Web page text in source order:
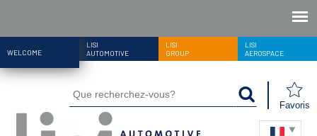
WELCOME
LISI
AUTOMOTIVE
LISI
GROUP
LISI
AEROSPACE
Favoris